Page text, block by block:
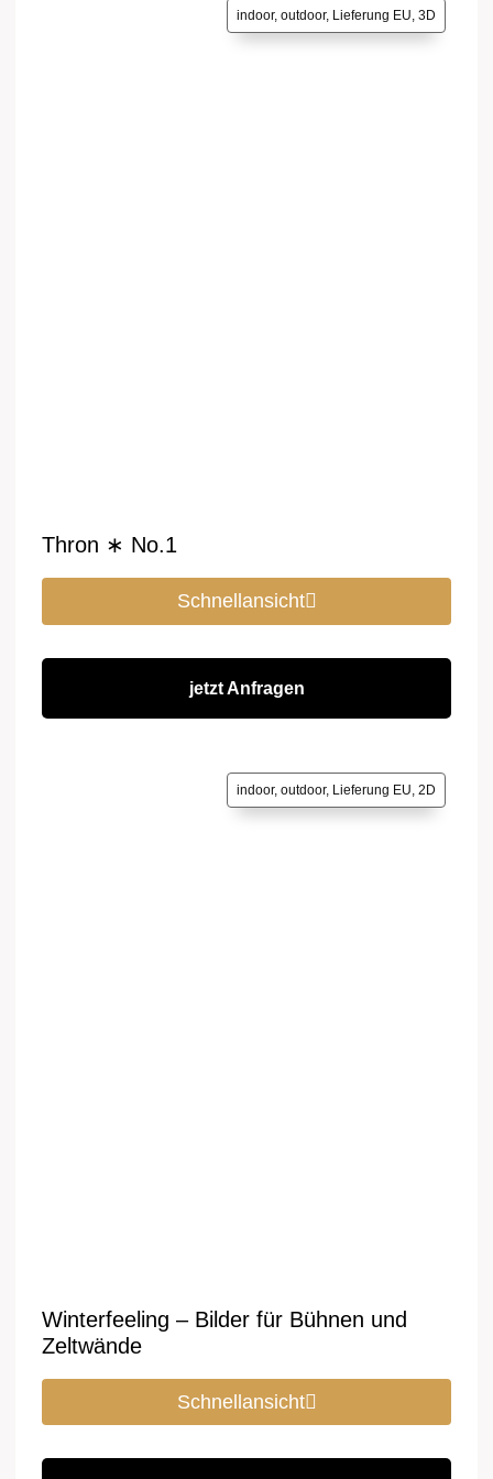
indoor, outdoor, Lieferung EU, 3D
Thron ∗ No.1
Schnellansicht
jetzt Anfragen
indoor, outdoor, Lieferung EU, 2D
Winterfeeling – Bilder für Bühnen und
Zeltwände
Schnellansicht